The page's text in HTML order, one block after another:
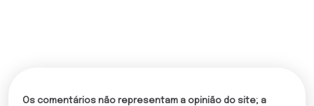
Os comentários não representam a opinião do site; a